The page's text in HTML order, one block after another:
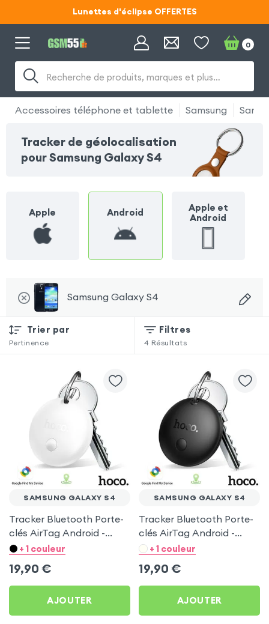
Lunettes d'éclipse OFFERTES
Code ECLIPSE55
Code ECLIPSE55
Recherche de produits, marques et plus…
0
Accessoires téléphone et tablette Samsung
Tracker de géolocalisation
pour Samsung Galaxy S4
Apple Android
Apple et
Android
Samsung Galaxy S4
Trier par
Pertinence
Filtres
4 Résultats
SAMSUNG GALAXY S4
Tracker Bluetooth Porte-
clés AirTag Android -
Hoco Blanc pour
+ 1 couleur
19,90 €
AJOUTER
SAMSUNG GALAXY S4
Tracker Bluetooth Porte-
clés AirTag Android -
Hoco Noir pour Samsung
+ 1 couleur
19,90 €
AJOUTER